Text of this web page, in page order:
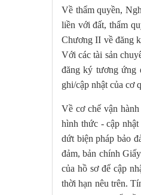
Về thẩm quyền,
liền với đất, thẩm
Chương II về đăng
Với các tài sản
đăng ký tương ứng
ghi/cập nhật của cơ
Về cơ chế vận
hình thức - cập
dứt biện pháp bảo
đảm, bản chính
của hồ sơ để cập
thời hạn nêu trên.